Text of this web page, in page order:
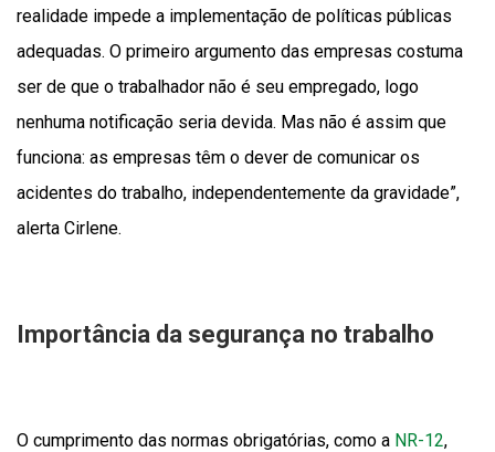
realidade impede a implementação de políticas públicas
adequadas. O primeiro argumento das empresas costuma
ser de que o trabalhador não é seu empregado, logo
nenhuma notificação seria devida. Mas não é assim que
funciona: as empresas têm o dever de comunicar os
acidentes do trabalho, independentemente da gravidade”,
alerta Cirlene.
Importância da segurança no trabalho
O cumprimento das normas obrigatórias, como a NR-12,